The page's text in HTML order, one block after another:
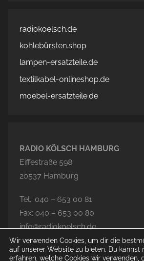
radiokoelsch.de
kohlebürsten.shop
lampen-ersatzteile.de
textilkabel-onlineshop.de
moebel-ersatzteile.de
RADIO KÖLSCH HAMBURG
Eiffestraße 598
20537 Hamburg
Tel.: 040 – 653 00 81
Fax: 040 – 653 00 80
info@radiokoelsch.de
Wir verwenden Cookies, um dir die
auf unserer Website zu bieten. Du kannst
erfahren, welche Cookies wir verwenden,